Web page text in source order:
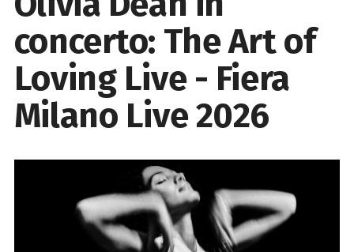
concerto: The Art of
Loving Live - Fiera
Milano Live 2026